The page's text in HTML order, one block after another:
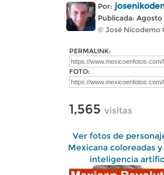
Por:
Publicada: Agosto
© José Nicodemo
PERMALINK:
FOTO:
1,565 visitas
Ver fotos de
Mexicana coloreadas
inteligencia